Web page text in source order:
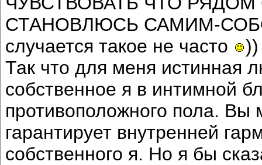
СТАНОВЛЮСЬ САМИМ-
случается такое не часто
))
Так что для меня истинная
собственное я в интимной
противоположного пола. Вы
гарантирует внутренней
собственного я. Но я бы